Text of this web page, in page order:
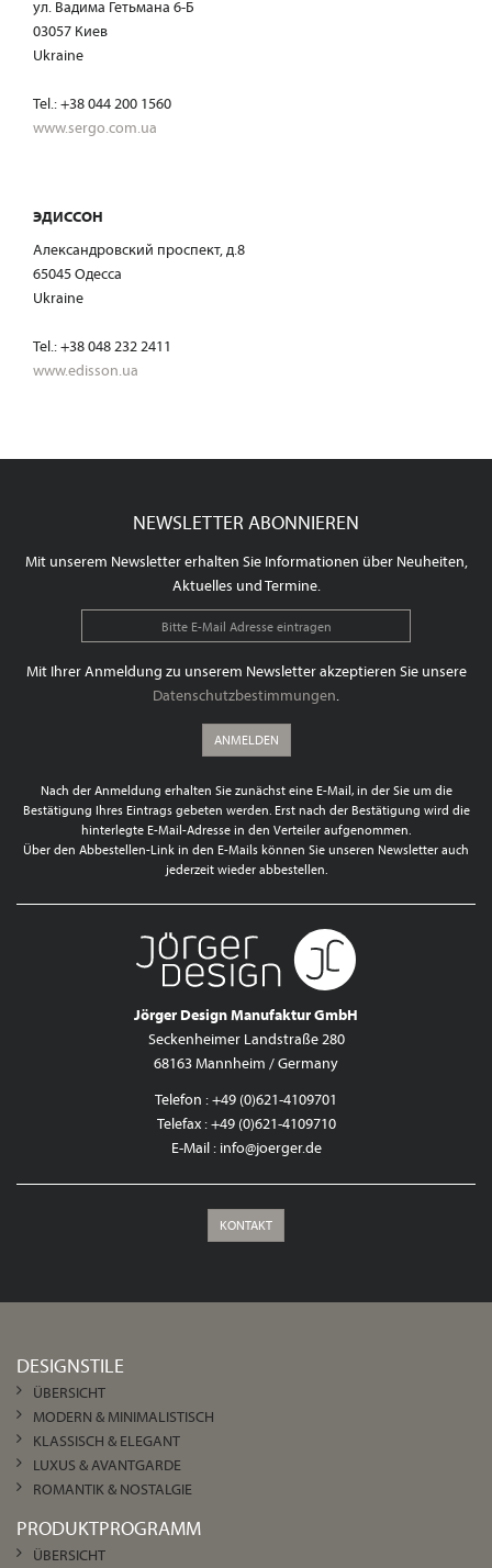
ул. Вадима Гетьмана 6-Б
03057 Киев
Ukraine
Tel.: +38 044 200 1560
www.sergo.com.ua
ЭДИССОН
Александровский проспект, д.8
65045 Одесса
Ukraine
Tel.: +38 048 232 2411
www.edisson.ua
NEWSLETTER ABONNIEREN
Mit unserem Newsletter erhalten Sie Informationen über Neuheiten,
Aktuelles und Termine.
Mit Ihrer Anmeldung zu unserem Newsletter akzeptieren Sie unsere
Datenschutzbestimmungen.
ANMELDEN
Nach der Anmeldung erhalten Sie zunächst eine E-Mail, in der Sie um die
Bestätigung Ihres Eintrags gebeten werden. Erst nach der Bestätigung wird die
hinterlegte E-Mail-Adresse in den Verteiler aufgenommen.
Über den Abbestellen-Link in den E-Mails können Sie unseren Newsletter auch
jederzeit wieder abbestellen.
Jörger Design Manufaktur GmbH
Seckenheimer Landstraße 280
68163 Mannheim / Germany
Telefon : +49 (0)621-4109701
Telefax : +49 (0)621-4109710
E-Mail : info@joerger.de
KONTAKT
DESIGNSTILE
ÜBERSICHT
MODERN & MINIMALISTISCH
KLASSISCH & ELEGANT
LUXUS & AVANTGARDE
ROMANTIK & NOSTALGIE
PRODUKTPROGRAMM
ÜBERSICHT